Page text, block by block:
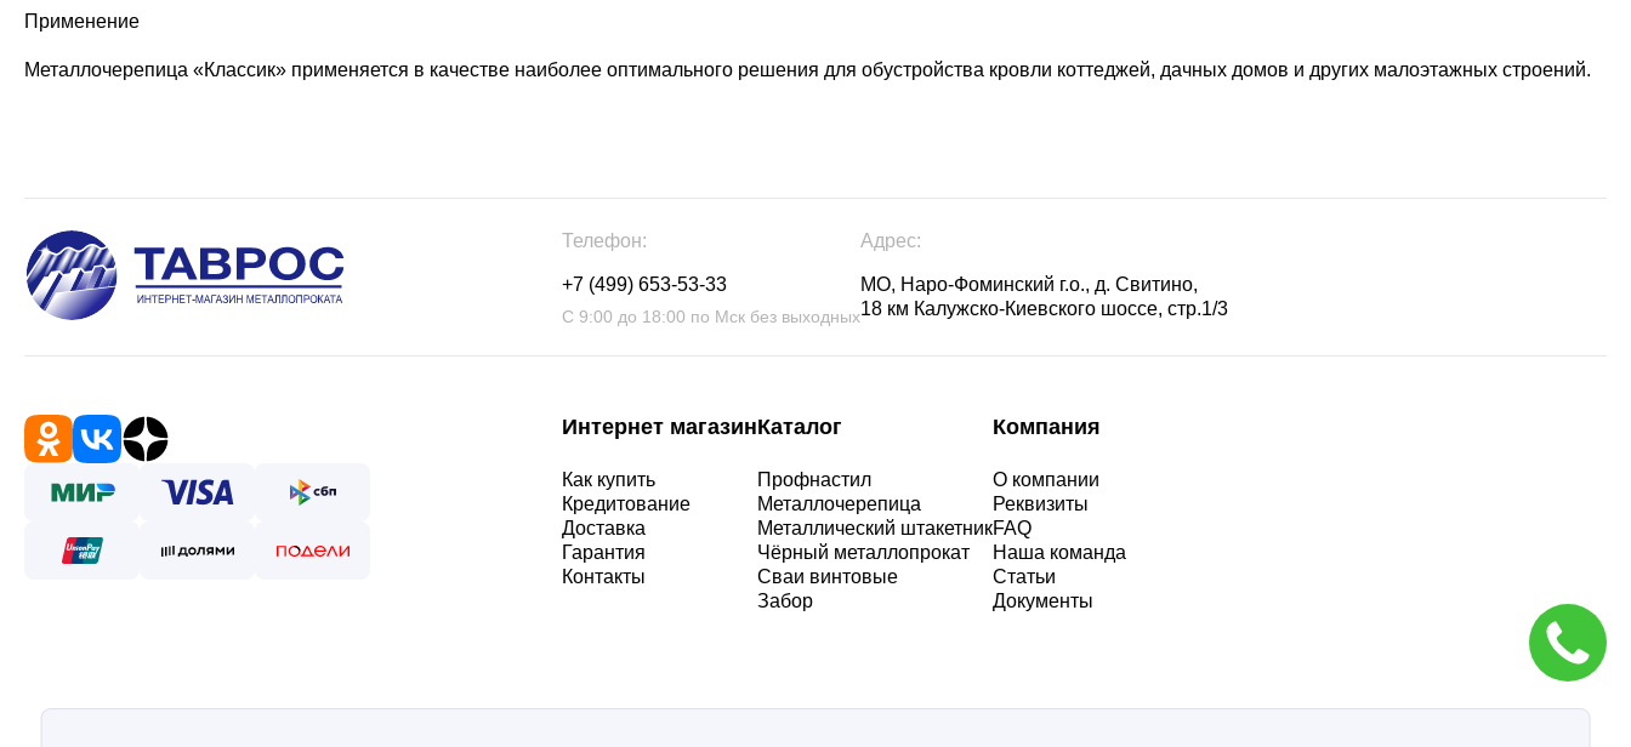
Применение
Металлочерепица «Классик» применяется в качестве наиболее оптимального решения для обустройства кровли коттеджей, дачных домов и других малоэтажных строений.
Телефон:
+7 (499) 653-53-33
С 9:00 до 18:00 по Мск без выходных
Адрес:
МО, Наро-Фоминский г.о., д. Свитино,
18 км Калужско-Киевского шоссе, стр.1/3
Интернет магазин
Как купить
Кредитование
Доставка
Гарантия
Контакты
Каталог
Профнастил
Металлочерепица
Металлический штакетник
Чёрный металлопрокат
Сваи винтовые
Забор
Компания
О компании
Реквизиты
FAQ
Наша команда
Статьи
Документы